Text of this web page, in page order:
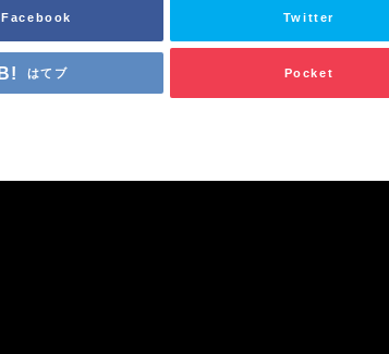
Facebook Twitter
はてブ Pocket